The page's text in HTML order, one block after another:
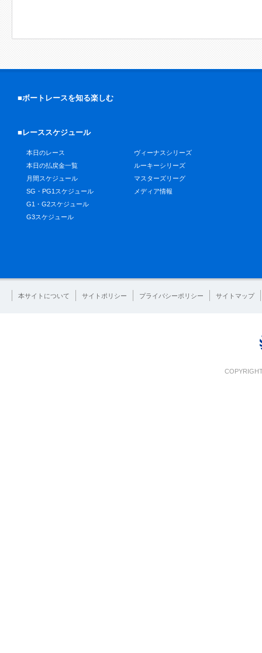
■ボートレースを知る楽しむ
■レーススケジュール
本日のレース
本日の払戻金一覧
月間スケジュール
SG・PG1スケジュール
G1・G2スケジュール
G3スケジュール
ヴィーナスシリーズ
ルーキーシリーズ
マスターズリーグ
メディア情報
本サイトについて サイトポリシー プライバシーポリシー サイトマップ